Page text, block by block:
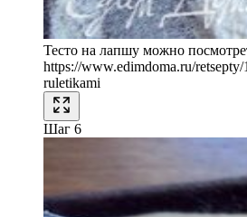
Тесто на лапшу можно
https://www.edimdoma.ru/
ruletikami
Шаг 6